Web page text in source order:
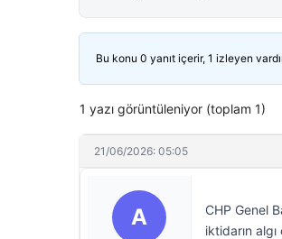
Bu konu 0 yanıt içerir, 1 izleyen
1 yazı görüntüleniyor (toplam 1)
21/06/2026: 05:05
A
CHP Genel
iktidarın